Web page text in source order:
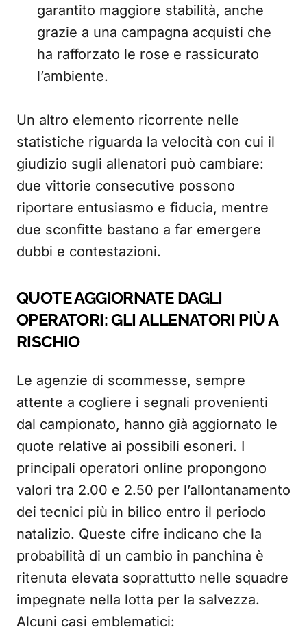
garantito maggiore stabilità, anche
grazie a una campagna acquisti che
ha rafforzato le rose e rassicurato
l’ambiente.
Un altro elemento ricorrente nelle
statistiche riguarda la velocità con cui il
giudizio sugli allenatori può cambiare:
due vittorie consecutive possono
riportare entusiasmo e fiducia, mentre
due sconfitte bastano a far emergere
dubbi e contestazioni.
QUOTE AGGIORNATE DAGLI
OPERATORI: GLI ALLENATORI PIÙ A
RISCHIO
Le agenzie di scommesse, sempre
attente a cogliere i segnali provenienti
dal campionato, hanno già aggiornato le
quote relative ai possibili esoneri. I
principali operatori online propongono
valori tra 2.00 e 2.50 per l’allontanamento
dei tecnici più in bilico entro il periodo
natalizio. Queste cifre indicano che la
probabilità di un cambio in panchina è
ritenuta elevata soprattutto nelle squadre
impegnate nella lotta per la salvezza.
Alcuni casi emblematici: